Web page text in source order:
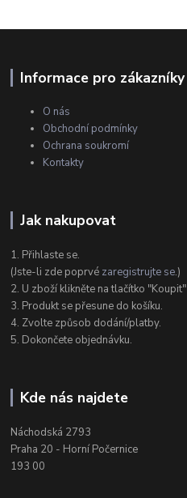
Informace pro zákazníky
O nás
Obchodní podmínky
Ochrana soukromí
Kontakty
Jak nakupovat
1. Přihlaste se.
(Jste-li zde poprvé zaregistrujte se.)
2. U zboží klikněte na tlačítko "Koupit"
3. Produkt se přesune do košíku.
4. Zvolte způsob dodání/platby.
5. Dokončete objednávku.
Kde nás najdete
Náchodská 2793
Praha 20 - Horní Počernice
193 00